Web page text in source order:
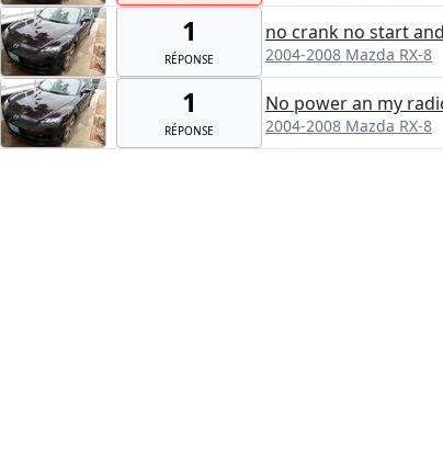
1
RÉPONSE
no crank no start
2004-2008 Mazda RX-8
1
RÉPONSE
No power an my
2004-2008 Mazda RX-8